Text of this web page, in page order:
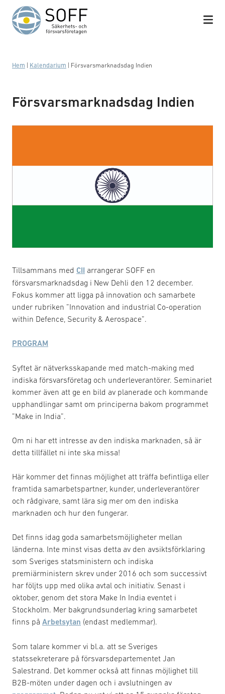
Hoppa till innehåll
Hem Kalendarium Försvarsmarknadsdag Indien
Försvarsmarknadsdag Indien
Tillsammans med CII arrangerar SOFF en
försvarsmarknadsdag i New Dehli den 12 december.
Fokus kommer att ligga på innovation och samarbete
under rubriken ”Innovation and industrial Co-operation
within Defence, Security & Aerospace”.
PROGRAM
Syftet är nätverksskapande med match-making med
indiska försvarsföretag och underleverantörer. Seminariet
kommer även att ge en bild av planerade och kommande
upphandlingar samt om principerna bakom programmet
”Make in India”.
Om ni har ett intresse av den indiska marknaden, så är
detta tillfället ni inte ska missa!
Här kommer det finnas möjlighet att träffa befintliga eller
framtida samarbetspartner, kunder, underleverantörer
och rådgivare, samt lära sig mer om den indiska
marknaden och hur den fungerar.
Det finns idag goda samarbetsmöjligheter mellan
länderna. Inte minst visas detta av den avsiktsförklaring
som Sveriges statsministern och indiska
premiärministern skrev under 2016 och som successivt
har följts upp med olika avtal och initiativ. Senast i
oktober, genom det stora Make In India eventet i
Stockholm. Mer bakgrundsunderlag kring samarbetet
finns på Arbetsytan (endast medlemmar).
Som talare kommer vi bl.a. att se Sveriges
statssekreterare på försvarsdepartementet Jan
Salestrand. Det kommer också att finnas möjlighet till
B2B-möten under dagen och i avslutningen av